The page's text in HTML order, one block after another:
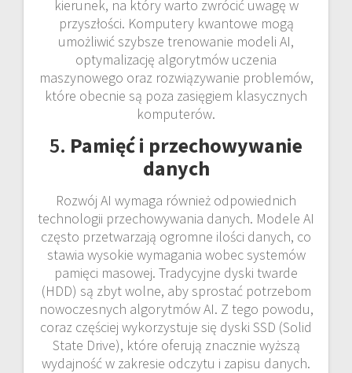
kierunek, na który warto zwrócić uwagę w
przyszłości. Komputery kwantowe mogą
umożliwić szybsze trenowanie modeli AI,
optymalizację algorytmów uczenia
maszynowego oraz rozwiązywanie problemów,
które obecnie są poza zasięgiem klasycznych
komputerów.
5. Pamięć i przechowywanie
danych
Rozwój AI wymaga również odpowiednich
technologii przechowywania danych. Modele AI
często przetwarzają ogromne ilości danych, co
stawia wysokie wymagania wobec systemów
pamięci masowej. Tradycyjne dyski twarde
(HDD) są zbyt wolne, aby sprostać potrzebom
nowoczesnych algorytmów AI. Z tego powodu,
coraz częściej wykorzystuje się dyski SSD (Solid
State Drive), które oferują znacznie wyższą
wydajność w zakresie odczytu i zapisu danych.